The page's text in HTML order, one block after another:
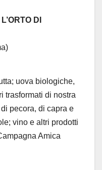
DI
uova biologiche,
trasformati di nostra
pecora, di capra e
vino e altri prodotti
Amica